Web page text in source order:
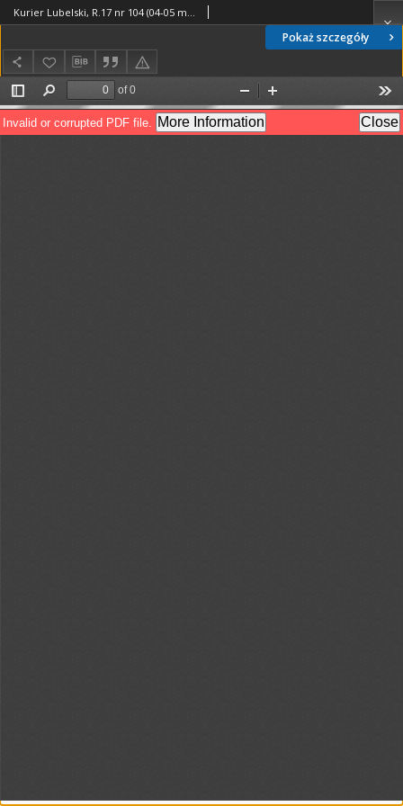
Pokaż szczegóły
Kurier Lubelski, R.17 nr 104 (04-05 maj1973)